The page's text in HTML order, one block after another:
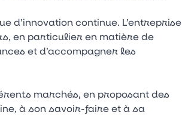
d’innovation continue. L’entreprise
en particulier en matière de
et d’accompagner les
marchés, en proposant des
à son savoir-faire et à sa